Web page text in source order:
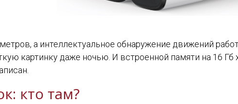
а интеллектуальное обнаружение движений
картинку даже ночью. И встроенной памяти на 16 Гб
кто там?